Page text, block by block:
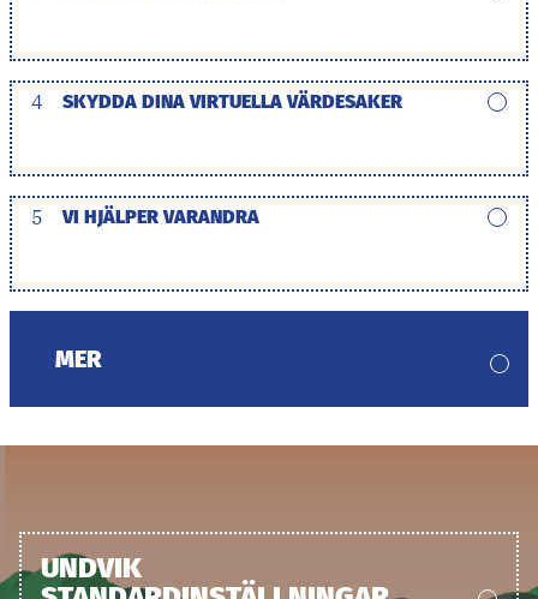
4 SKYDDA DINA VIRTUELLA VÄRDESAKER
5 VI HJÄLPER VARANDRA
MER
UNDVIK